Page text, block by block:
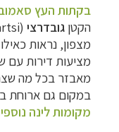
בקתות העץ
הקטן גובדרצי
מצפון, נראות
מציעות דירות עם
מאבזר בכל מה
במקום גם ארוחת
מקומות לינה